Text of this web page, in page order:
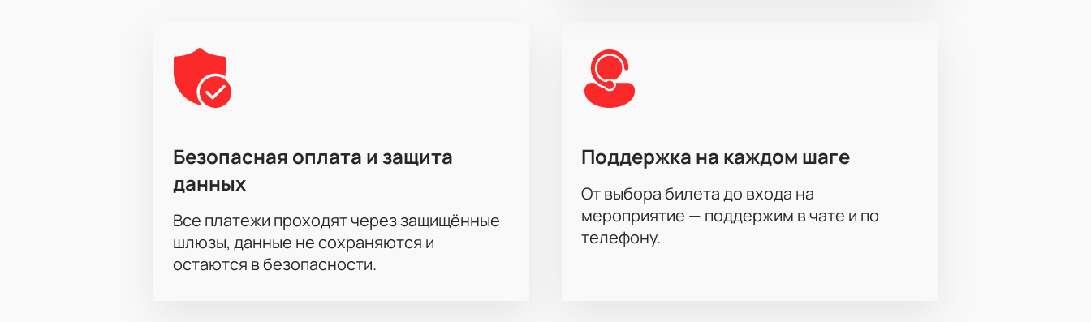
Безопасная оплата и защита
данных
Все платежи проходят через защищённые
шлюзы, данные не сохраняются и
остаются в безопасности.
Поддержка на каждом шаге
От выбора билета до входа на
мероприятие — поддержим в чате и по
телефону.